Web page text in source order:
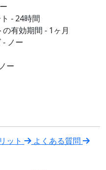
- 24時間
有効期間 - 1ヶ月
- ノー
ー
ット よくある質問